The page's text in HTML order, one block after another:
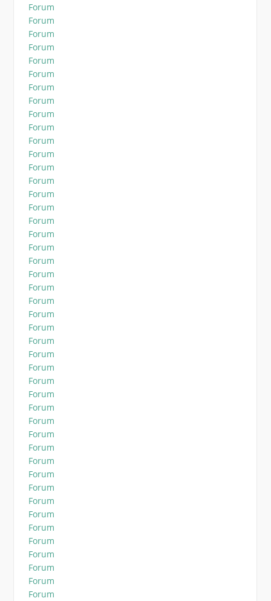
Forum
Forum
Forum
Forum
Forum
Forum
Forum
Forum
Forum
Forum
Forum
Forum
Forum
Forum
Forum
Forum
Forum
Forum
Forum
Forum
Forum
Forum
Forum
Forum
Forum
Forum
Forum
Forum
Forum
Forum
Forum
Forum
Forum
Forum
Forum
Forum
Forum
Forum
Forum
Forum
Forum
Forum
Forum
Forum
Forum